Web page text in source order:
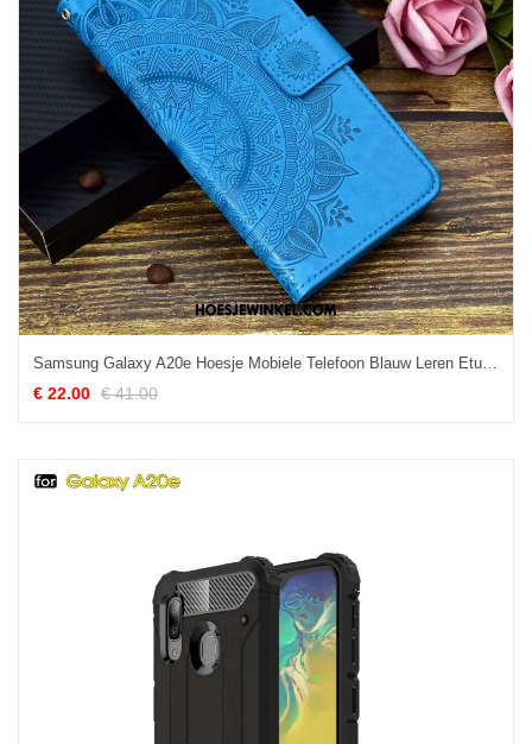
Samsung Galaxy A20e Hoesje Mobiele Telefoon Blauw Leren Etui, Samsung Galaxy A20e Hoesje Clamshell Zacht
€ 22.00 € 41.00